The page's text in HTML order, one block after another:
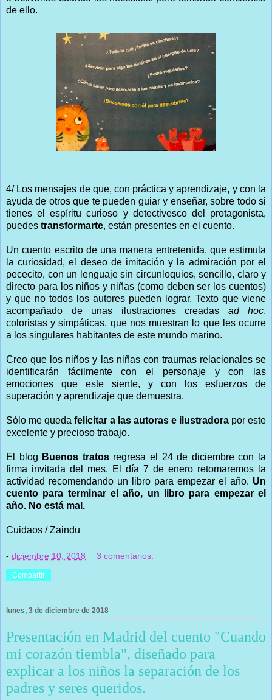
de ello.
4/ Los mensajes de que, con práctica y aprendizaje, y con la
ayuda de otros que te pueden guiar y enseñar, sobre todo si
tienes el espíritu curioso y detectivesco del protagonista,
puedes transformarte, están presentes en el cuento.
Un cuento escrito de una manera entretenida, que estimula
la curiosidad, el deseo de imitación y la admiración por el
pececito, con un lenguaje sin circunloquios, sencillo, claro y
directo para los niños y niñas (como deben ser los cuentos)
y que no todos los autores pueden lograr. Texto que viene
acompañado de unas ilustraciones creadas ad hoc,
coloristas y simpáticas, que nos muestran lo que les ocurre
a los singulares habitantes de este mundo marino.
Creo que los niños y las niñas con traumas relacionales se
identificarán fácilmente con el personaje y con las
emociones que este siente, y con los esfuerzos de
superación y aprendizaje que demuestra.
Sólo me queda felicitar a las autoras e ilustradora por este
excelente y precioso trabajo.
El blog Buenos tratosregresa el 24 de diciembre con la
firma invitada del mes. El día 7 de enero retomaremos la
actividad recomendando un libro para empezar el año. Un
cuento para terminar el año, un libro para empezar el
año. No está mal.
Cuidaos / Zaindu
- diciembre 10, 2018 3 comentarios:
Compartir
lunes, 3 de diciembre de 2018
Presentación en Madrid del cuento "Cuando
mi corazón tiembla", diseñado para
explicar a los niños la separación de los
padres y seres queridos.